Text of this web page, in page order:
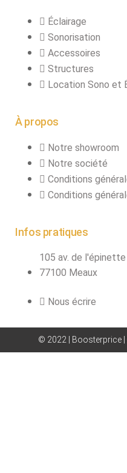
Éclairage
Sonorisation
Accessoires
Structures
Location Sono et
À propos
Notre showroom
Notre société
Conditions
Conditions
Infos pratiques
105 av. de l'épinette
77100 Meaux
Nous écrire
© 2022 | Boosterprice |